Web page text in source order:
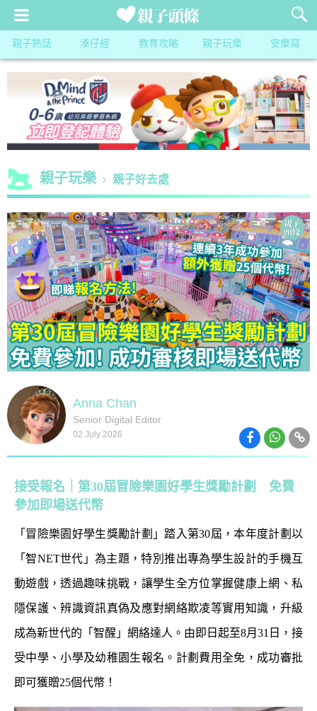
親子熱話 湊仔經 教育攻略 親子玩樂 安樂窩
親子玩樂 親子好去處
Anna Chan
Senior Digital Editor
02 July 2026
接受報名｜第30屆冒險樂園好學生獎勵計劃 免費
參加即場送代幣
「冒險樂園好學生獎勵計劃」踏入第30屆，本年度計劃以
「智NET世代」為主題，特別推出專為學生設計的手機互
動遊戲，透過趣味挑戰，讓學生全方位掌握健康上網、私
隱保護、辨識資訊真偽及應對網絡欺凌等實用知識，升級
成為新世代的「智醒」網絡達人。由即日起至8月31日，接
受中學、小學及幼稚園生報名。計劃費用全免，成功審批
即可獲贈25個代幣！